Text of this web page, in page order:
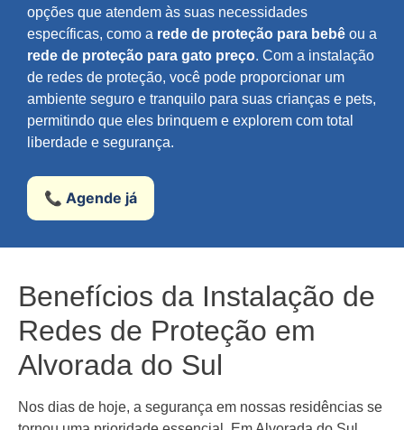
opções que atendem às suas necessidades
específicas, como a rede de proteção para bebê ou a
rede de proteção para gato preço. Com a instalação
de redes de proteção, você pode proporcionar um
ambiente seguro e tranquilo para suas crianças e pets,
permitindo que eles brinquem e explorem com total
liberdade e segurança.
📞 Agende já
Benefícios da Instalação de
Redes de Proteção em
Alvorada do Sul
Nos dias de hoje, a segurança em nossas residências se